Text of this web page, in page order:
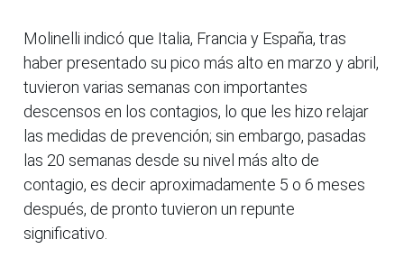
Molinelli indicó que Italia, Francia y España, tras
haber presentado su pico más alto en marzo y abril,
tuvieron varias semanas con importantes
descensos en los contagios, lo que les hizo relajar
las medidas de prevención; sin embargo, pasadas
las 20 semanas desde su nivel más alto de
contagio, es decir aproximadamente 5 o 6 meses
después, de pronto tuvieron un repunte
significativo.